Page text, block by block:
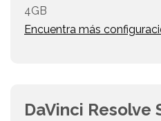
4GB
Encuentra más
DaVinci Resolve